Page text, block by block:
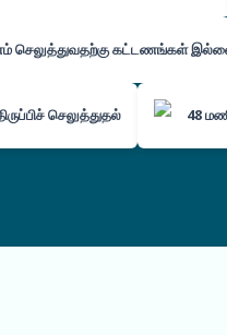
செலுத்துவதற்கு கட்டணங்கள்
செலுத்துதல் 48